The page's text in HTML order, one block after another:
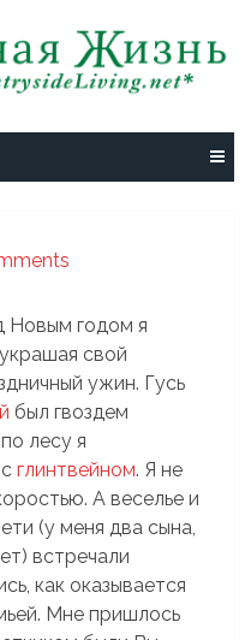
Новым годом я
свой
ужин. Гусь
был гвоздем
лесу я
сглинтвейном. Я не
А веселье и
(у меня два сына,
встречали
как оказывается
Мне пришлось